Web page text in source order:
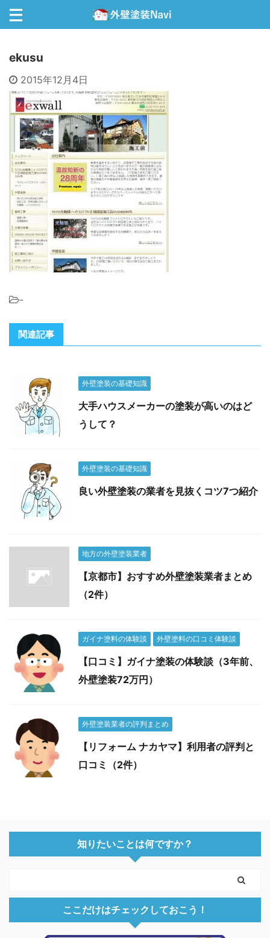
ekusu
2015年12月4日
-
関連記事
外壁塗装の基礎知識
大手ハウスメーカーの塗装が高いのはど
うして？
外壁塗装の基礎知識
良い外壁塗装の業者を見抜くコツ7つ紹介
地方の外壁塗装業者
【京都市】おすすめ外壁塗装業者まとめ
（2件）
ガイナ塗料の体験談 外壁塗料の口コミ体験談
【口コミ】ガイナ塗装の体験談（3年前、
外壁塗装72万円）
外壁塗装業者の評判まとめ
【リフォーム ナカヤマ】利用者の評判と
口コミ（2件）
知りたいことは何ですか？
ここだけはチェックしておこう！